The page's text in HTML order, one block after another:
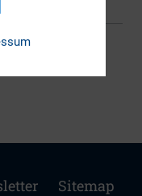
Sitemap